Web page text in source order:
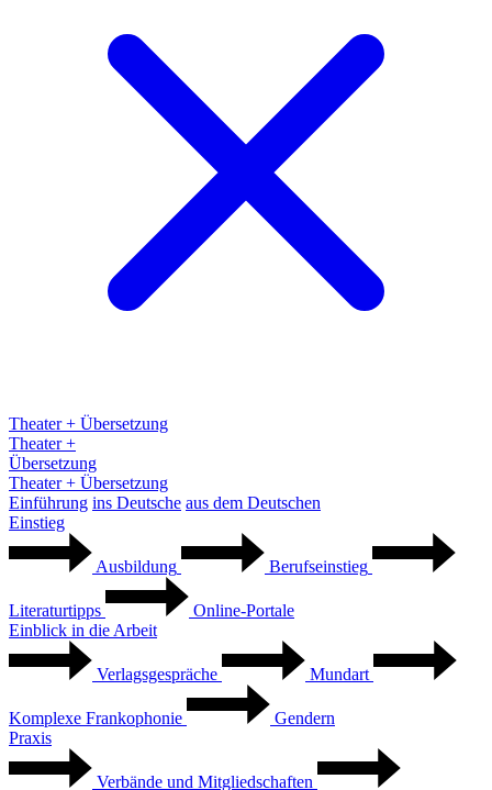
Theater + Übersetzung
Theater +
Übersetzung
Theater + Übersetzung
Einführung ins Deutsche aus dem Deutschen
Einstieg
Ausbildung Berufseinstieg
Literaturtipps
Online-Portale
Einblick in die Arbeit
Verlagsgespräche Mundart
Komplexe Frankophonie
Gendern
Praxis
Verbände und Mitgliedschaften